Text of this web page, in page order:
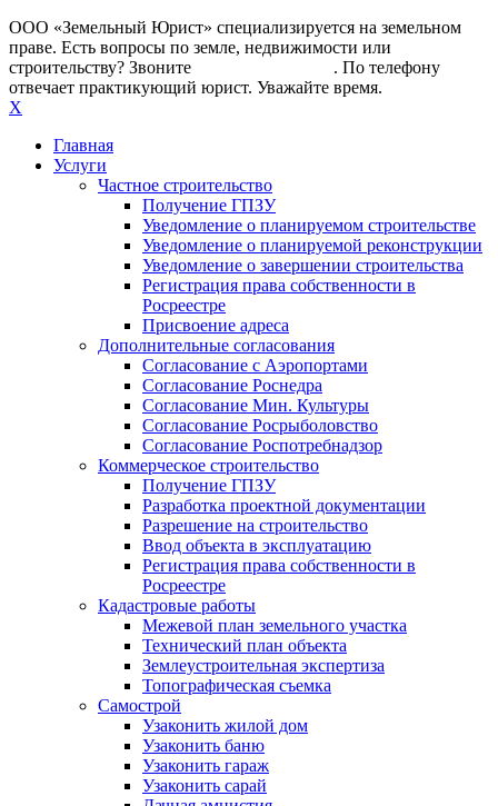
ООО «Земельный Юрист» специализируется на земельном
праве. Есть вопросы по земле, недвижимости или
строительству? Звоните
. По телефону
отвечает практикующий юрист. Уважайте время.
X
Главная
Услуги
Частное строительство
Получение ГПЗУ
Уведомление о планируемом строительстве
Уведомление о планируемой реконструкции
Уведомление о завершении строительства
Регистрация права собственности в
Росреестре
Присвоение адреса
Дополнительные согласования
Согласование с Аэропортами
Согласование Роснедра
Согласование Мин. Культуры
Согласование Росрыболовство
Согласование Роспотребнадзор
Коммерческое строительство
Получение ГПЗУ
Разработка проектной документации
Разрешение на строительство
Ввод объекта в эксплуатацию
Регистрация права собственности в
Росреестре
Кадастровые работы
Межевой план земельного участка
Технический план объекта
Землеустроительная экспертиза
Топографическая съемка
Самострой
Узаконить жилой дом
Узаконить баню
Узаконить гараж
Узаконить сарай